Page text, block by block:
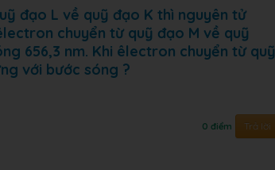
đạo L về quỹ đạo K thì nguyên tử
chuyển từ quỹ đạo M về quỹ
656,3 nm. Khi êlectron chuyển từ quỹ
với bước sóng ?
0 điểm Trả lời